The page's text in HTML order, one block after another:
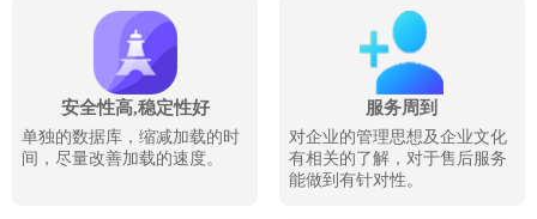
安全性高,稳定性好
单独的数据库，缩减加载的时
间，尽量改善加载的速度。
服务周到
对企业的管理思想及企业文化
有相关的了解，对于售后服务
能做到有针对性。